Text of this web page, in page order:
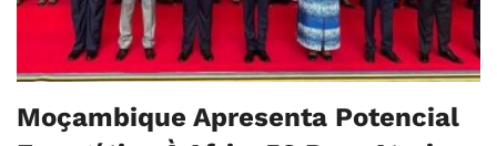
Moçambique Apresenta Potencial